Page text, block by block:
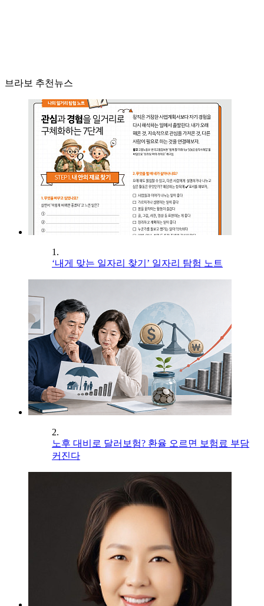
브라보 추천뉴스
1.
‘내게 맞는 일자리 찾기’ 일자리 탐험 노트
2.
노후 대비로 달러보험? 환율 오르면 보험료 부담
커진다